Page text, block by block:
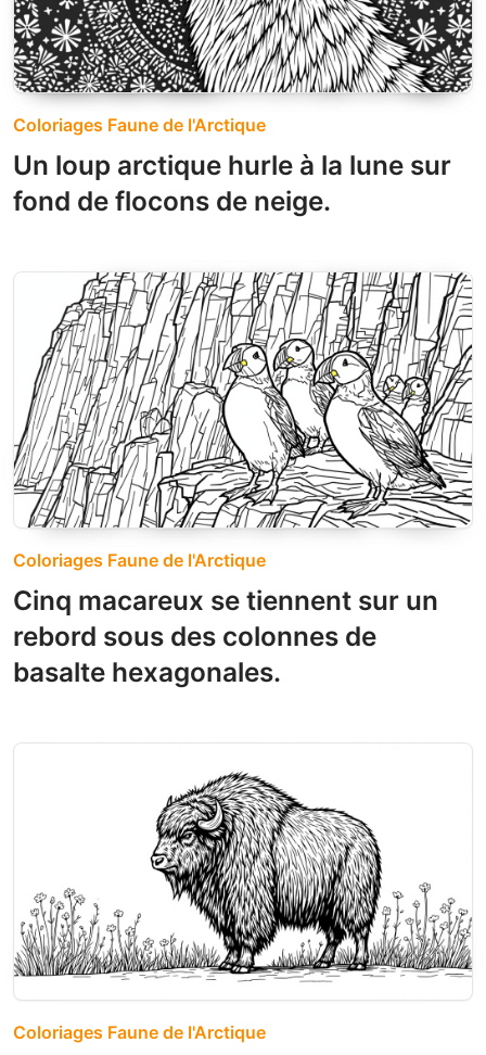
Coloriages Faune de l'Arctique
Un loup arctique hurle à la lune sur
fond de flocons de neige.
Coloriages Faune de l'Arctique
Cinq macareux se tiennent sur un
rebord sous des colonnes de
basalte hexagonales.
Coloriages Faune de l'Arctique